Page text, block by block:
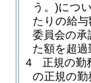
う。)につ
たりの給
委員会の
た額を超
4
正規の勤
の正規の